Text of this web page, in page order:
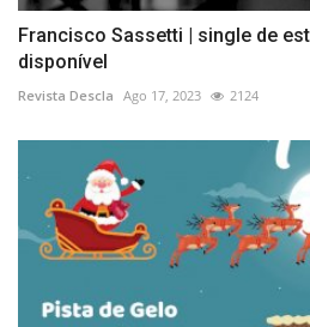
Francisco Sassetti | single de
disponível
Revista Descla Ago 17, 2023 2124